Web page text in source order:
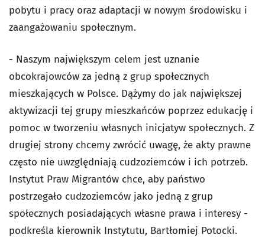
pobytu i pracy oraz adaptacji w nowym środowisku i
zaangażowaniu społecznym.
- Naszym największym celem jest uznanie
obcokrajowców za jedną z grup społecznych
mieszkających w Polsce. Dążymy do jak największej
aktywizacji tej grupy mieszkańców poprzez edukację i
pomoc w tworzeniu własnych inicjatyw społecznych. Z
drugiej strony chcemy zwrócić uwagę, że akty prawne
często nie uwzględniają cudzoziemców i ich potrzeb.
Instytut Praw Migrantów chce, aby państwo
postrzegało cudzoziemców jako jedną z grup
społecznych posiadających własne prawa i interesy -
podkreśla kierownik Instytutu, Bartłomiej Potocki.